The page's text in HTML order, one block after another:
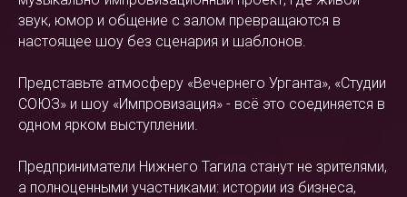
звук, юмор и общение с залом превращаются в
настоящее шоу без сценария и шаблонов.
Представьте атмосферу «Вечернего Урганта», «Студии
СОЮЗ» и шоу «Импровизация» - всё это соединяется в
одном ярком выступлении.
Предприниматели Нижнего Тагила станут не зрителями,
а полноценными участниками: истории из бизнеса,